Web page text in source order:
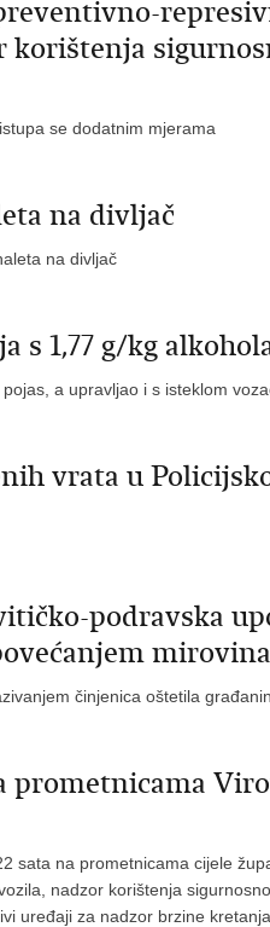
korištenja
se dodatnim mjerama
na divljač
na divljač
s 1,77 g/kg
a upravljao i s isteklom
vrata u
podravska
mirovina
činjenica oštetila
sata na prometnicama cijele
nadzor korištenja
uređaji za nadzor brzine